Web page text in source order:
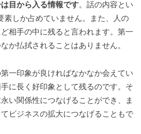
目から入る情報です。話の内容とい
素しか占めていません。また、人の
相手の中に残ると言われます。第一
か払拭されることはありません。
一印象が良ければなかなか会えてい
に長く好印象として残るのです。そ
い関係性につなげることができ、ま
ビジネスの拡大につなげることもで